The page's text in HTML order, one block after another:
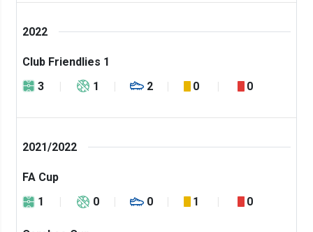
2022
Club Friendlies 1
3
1 2 0 0
2021/2022
FA Cup
1
0 0 1 0